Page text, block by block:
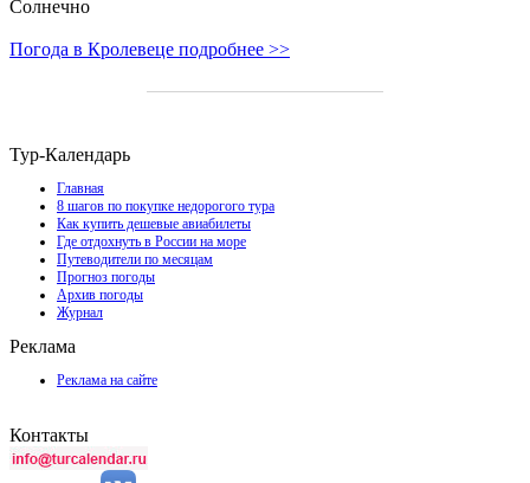
Солнечно
Погода в Кролевеце подробнее >>
Тур-Календарь
Главная
8 шагов по покупке недорогого тура
Как купить дешевые авиабилеты
Где отдохнуть в России на море
Путеводители по месяцам
Прогноз погоды
Архив погоды
Журнал
Реклама
Реклама на сайте
Контакты